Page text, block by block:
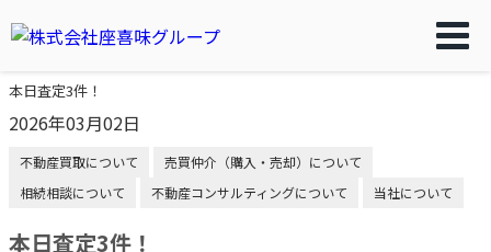
本日査定3件！
2026年03月02日
不動産買取について
売買仲介（購入・売却）について
相続相談について
不動産コンサルティングについて 当社について
本日査定3件！